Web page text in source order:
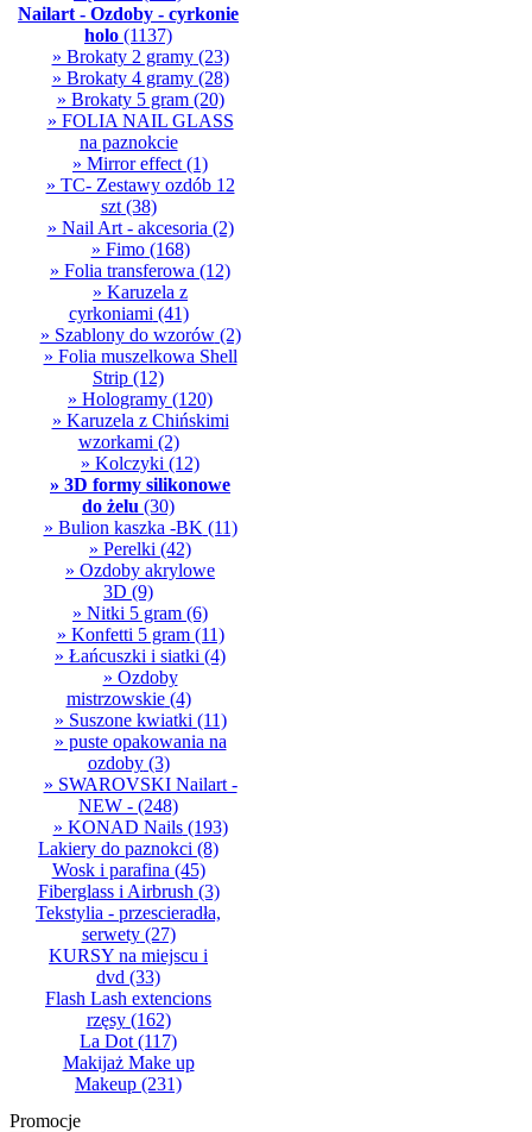
Nailart - Ozdoby - cyrkonie
holo (1137)
» Brokaty 2 gramy(23)
» Brokaty 4 gramy(28)
» Brokaty 5 gram(20)
» FOLIA NAIL GLASS
na paznokcie
» Mirror effect (1)
» TC- Zestawy ozdób 12
szt(38)
» Nail Art - akcesoria (2)
» Fimo(168)
» Folia transferowa (12)
» Karuzela z
cyrkoniami (41)
» Szablony do wzorów(2)
» Folia muszelkowa Shell
Strip (12)
» Hologramy (120)
» Karuzela z Chińskimi
wzorkami (2)
» Kolczyki (12)
» 3D formy silikonowe
do żelu (30)
» Bulion kaszka -BK (11)
» Perelki (42)
» Ozdoby akrylowe
3D (9)
» Nitki 5 gram (6)
» Konfetti 5 gram(11)
» Łańcuszki i siatki (4)
» Ozdoby
mistrzowskie(4)
» Suszone kwiatki (11)
» puste opakowania na
ozdoby(3)
» SWAROVSKI Nailart -
NEW - (248)
» KONAD Nails(193)
Lakiery do paznokci (8)
Wosk i parafina (45)
Fiberglass i Airbrush (3)
Tekstylia - przescieradła,
serwety(27)
KURSY na miejscu i
dvd (33)
Flash Lash extencions
rzęsy(162)
La Dot (117)
Makijaż Make up
Makeup (231)
Promocje